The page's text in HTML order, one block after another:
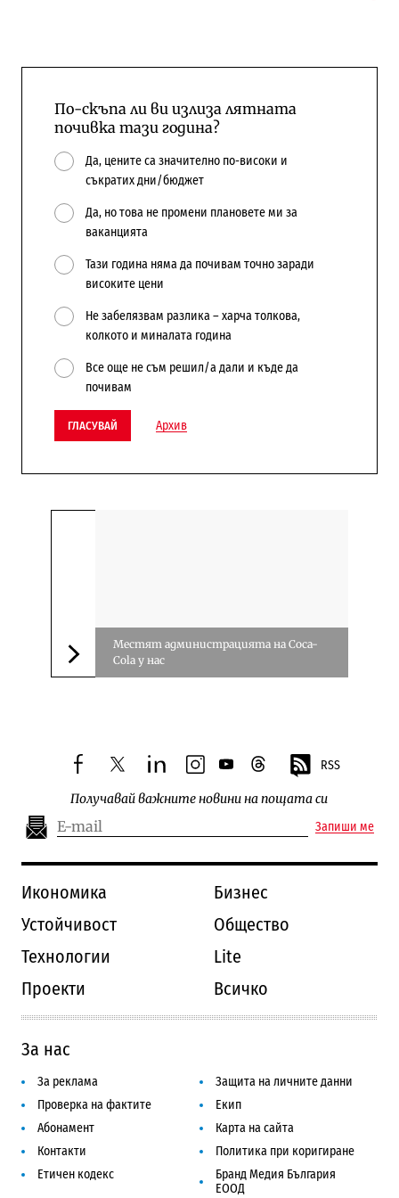
По-скъпа ли ви излиза лятната
почивка тази година?
Да, цените са значително по-високи и
съкратих дни/бюджет
Да, но това не промени плановете ми за
ваканцията
Тази година няма да почивам точно заради
високите цени
Не забелязвам разлика – харча толкова,
колкото и миналата година
Все още не съм решил/а дали и къде да
почивам
ГЛАСУВАЙ Архив
Следваща новина
Местят администрацията на Coca-
Cola у нас
facebooktwitterlinkedininstagram
youtubethreads RSS
Получавай важните новини на пощата си
Запиши ме
Икономика
Бизнес
Устойчивост
Общество
Технологии
Lite
Проекти
Всичко
За нас
За реклама
Защита на личните данни
Проверка на фактите
Екип
Абонамент
Карта на сайта
Контакти
Политика при коригиране
Етичен кодекс
Бранд Медия България
ЕООД